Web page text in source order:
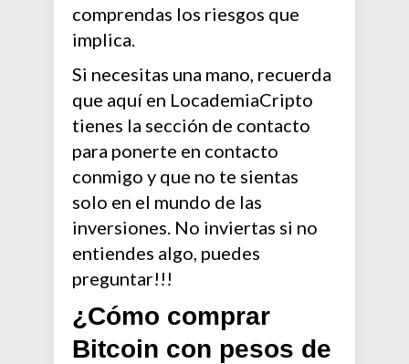
comprendas los riesgos que
implica.
Si necesitas una mano, recuerda
que aquí en LocademiaCripto
tienes la sección de contacto
para ponerte en contacto
conmigo y que no te sientas
solo en el mundo de las
inversiones. No inviertas si no
entiendes algo, puedes
preguntar!!!
¿Cómo comprar
Bitcoin con pesos de